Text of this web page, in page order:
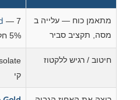
מתאמן כוח — עלייה ב
מסה, תקציב סביר
— 7
5% חלבון, אמין ונגיש
חיטוב / רגיש ללקטוז
קי